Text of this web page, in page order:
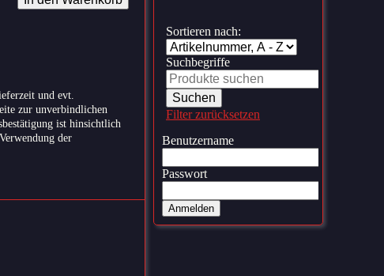
und evt.
zur unverbindlichen
ist hinsichtlich
der
Sortieren nach:
Suchbegriffe
Filter zurücksetzen
Benutzername
Passwort
Anmelden